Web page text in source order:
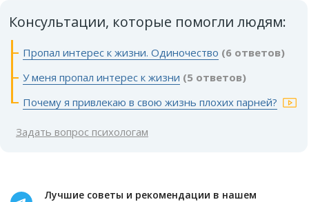
Консультации, которые помогли людям:
Пропал интерес к жизни. Одиночество (6 ответов)
У меня пропал интерес к жизни (5 ответов)
Почему я привлекаю в свою жизнь плохих парней?
Задать вопрос психологам
Лучшие советы и рекомендации в нашем